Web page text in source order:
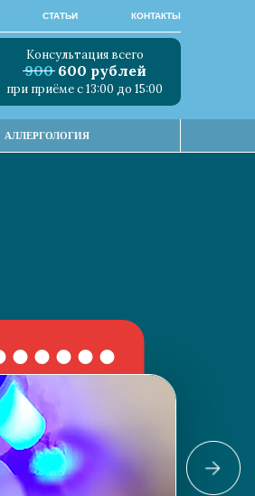
СТАТЬИ КОНТАКТЫ
Консультация всего
900 600 рублей
при приёме с 13:00 до 15:00
АЛЛЕРГОЛОГИЯ